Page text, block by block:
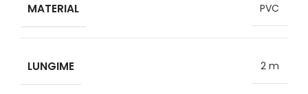
MATERIAL PVC
LUNGIME 2 m